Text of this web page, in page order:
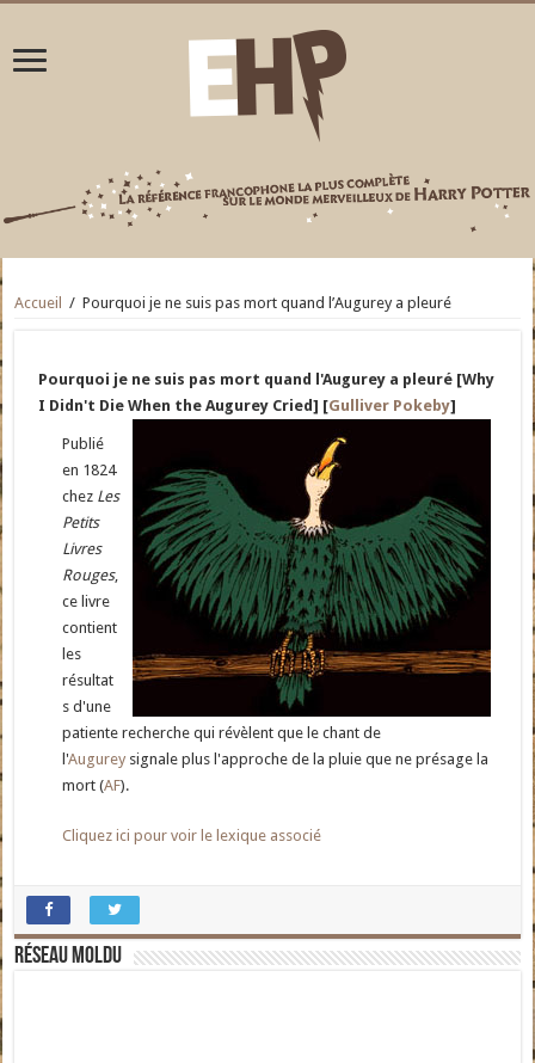
Accueil / Pourquoi je ne suis pas mort quand l’Augurey a pleuré
Pourquoi je ne suis pas mort quand l'Augurey a pleuré [Why
I Didn't Die When the Augurey Cried] [Gulliver Pokeby]
Publié
en 1824
chez Les
Petits
Livres
Rouges,
ce livre
contient
les
résultat
s d'une
patiente recherche qui révèlent que le chant de
l'Augurey signale plus l'approche de la pluie que ne présage la
mort (AF).
Cliquez ici pour voir le lexique associé
Réseau moldu